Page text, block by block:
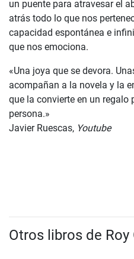
un puente para atravesar el
atrás todo lo que nos
capacidad espontánea e
que nos emociona.
«Una joya que se devora.
acompañan a la novela y la
que la convierte en un regalo
persona.»
Javier Ruescas, Youtube
Otros libros de Roy